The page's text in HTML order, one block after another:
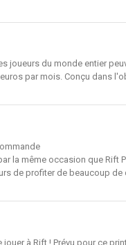
joueurs du monde entier
par mois. Conçu dans
la même occasion que Rift
de profiter de beaucoup
à Rift ! Prévu pour ce